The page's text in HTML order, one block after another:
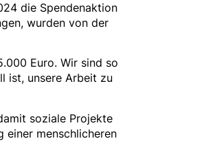
die Spendenaktion
wurden von der
Euro. Wir sind so
ist, unsere Arbeit zu
soziale Projekte
einer menschlicheren